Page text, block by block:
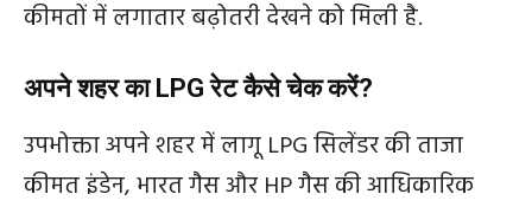
कीमतों में लगातार बढ़ोतरी देखने को मिली है.
अपने शहर का LPG रेट कैसे चेक करें?
उपभोक्ता अपने शहर में लागू LPG सिलेंडर की ताजा
कीमत इंडेन, भारत गैस और HP गैस की आधिकारिक